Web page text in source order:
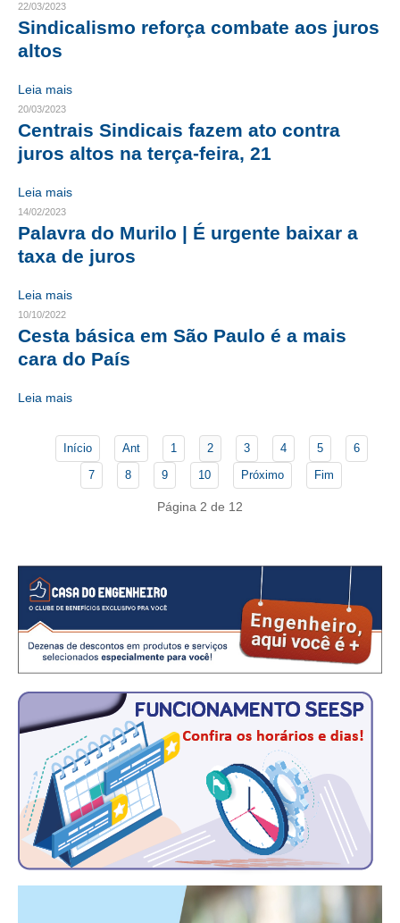
APRESENTAÇÃO
EMPREGO E ESTÁGIO
CARREIRA
AUTÔNOMOS E SERVIÇOS
NEWSLETTER
GUIA DAS ENGENHARIAS
ENGENHEIRO EMPREENDEDOR
BENEFÍCIOS
APOSENTADORIA
SEESPPREV
CONSÓRCIOS
CAMPANHAS SALARIAIS
COMUNICAÇÃO
PALAVRA DO MURILO
NOTÍCIAS
CONTEÚDO ESPECIAL
JORNAL DO ENGENHEIRO
22/03/2023
Sindicalismo reforça combate aos juros
altos
Leia mais
20/03/2023
Centrais Sindicais fazem ato contra
juros altos na terça-feira, 21
Leia mais
14/02/2023
Palavra do Murilo | É urgente baixar a
taxa de juros
Leia mais
10/10/2022
Cesta básica em São Paulo é a mais
cara do País
Leia mais
Início Ant 1 2 3 4 5
6
7
8 9 10 Próximo Fim
Página 2 de 12